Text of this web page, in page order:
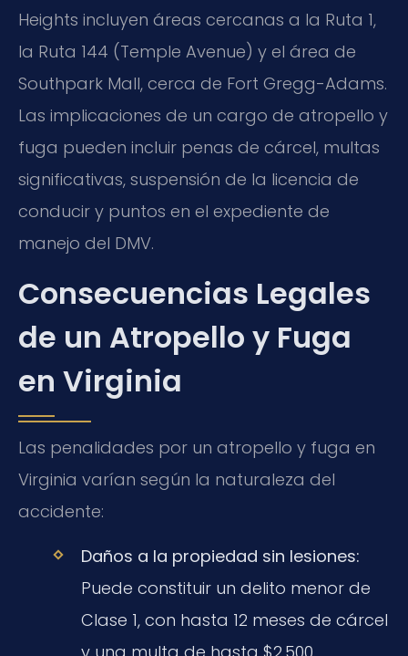
Heights incluyen áreas cercanas a la Ruta 1,
la Ruta 144 (Temple Avenue) y el área de
Southpark Mall, cerca de Fort Gregg-Adams.
Las implicaciones de un cargo de atropello y
fuga pueden incluir penas de cárcel, multas
significativas, suspensión de la licencia de
conducir y puntos en el expediente de
manejo del DMV.
Consecuencias Legales
de un Atropello y Fuga
en Virginia
Las penalidades por un atropello y fuga en
Virginia varían según la naturaleza del
accidente:
Daños a la propiedad sin lesiones:
Puede constituir un delito menor de
Clase 1, con hasta 12 meses de cárcel